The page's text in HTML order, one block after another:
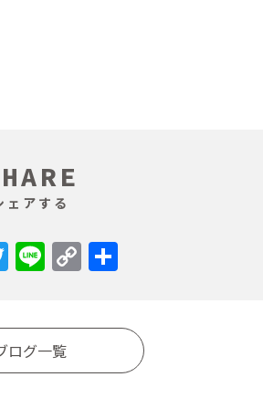
ェアする
Twitter
LineCopy
Link
ログ一覧